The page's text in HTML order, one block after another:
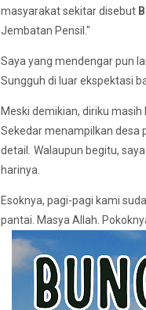
masyarakat sekitar disebut
Jembatan Pensil."
Saya yang mendengar pun
Sungguh di luar ekspektasi
Meski demikian, diriku
Sekedar menampilkan desa
detail . Walaupun begitu,
harinya.
Esoknya, pagi-pagi kami
pantai. Masya Allah.